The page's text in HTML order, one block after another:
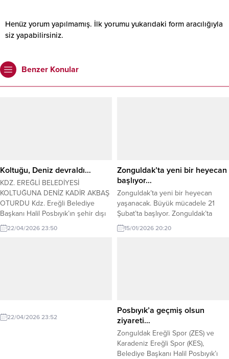
Henüz yorum yapılmamış. İlk yorumu yukarıdaki form aracılığıyla
siz yapabilirsiniz.
Benzer Konular
Koltuğu, Deniz devraldı…
KDZ. EREĞLİ BELEDİYESİ
KOLTUĞUNA DENİZ KADİR AKBAŞ
OTURDU Kdz. Ereğli Belediye
Başkanı Halil Posbıyık’ın şehir dışı
programı nedeniyle Belediye
Başkanlığına vekalet eden
22/04/2026 23:50
Zonguldak’ta yeni bir heyecan
başlıyor…
Zonguldak’ta yeni bir heyecan
yaşanacak. Büyük mücadele 21
Şubat’ta başlıyor. Zonguldak’ta
2025-2026 sezonu İkinci Amatör
Lig maçlarının başlama tarihi belli
çekimine ASKF Başkanı Kemal
Demir, Futbol İl Temsilcisi...
15/01/2026 20:20
22/04/2026 23:52
Posbıyık’a geçmiş olsun
ziyareti…
Zonguldak Ereğli Spor (ZES) ve
Karadeniz Ereğli Spor (KES),
Belediye Başkanı Halil Posbıyık’ı